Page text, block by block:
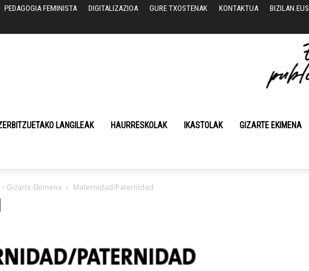
PEDAGOGIA FEMINISTA DIGITALIZAZIOA GURE TXOSTENAK KONTAKTUA BIZILAN.EUS
LANGILEAK HAURRESKOLAK IKASTOLAK GIZARTE EKIMENA
– Gizarte Ekimena Maternidad/Paternidad